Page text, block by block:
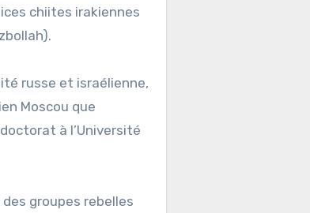
chiites irakiennes
russe et israélienne,
Moscou que
à l’Université
groupes rebelles